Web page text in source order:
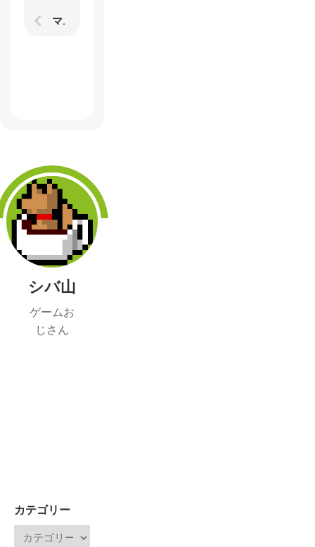
マンハッタンに戻ったりメガネがスタイリッシュだったり「きらら」が聖典だったり前ビを「そげぶ」したりで充実した週刊ゲーム日記
シバ山
ゲームお
じさん
カテゴリー